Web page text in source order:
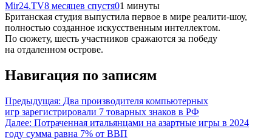
Mir24.TV8 месяцев спустя01 минуты
Британская студия выпустила первое в мире реалити-шоу,
полностью созданное искусственным интеллектом.
По сюжету, шесть участников сражаются за победу
на отдаленном острове.
Навигация по записям
Предыдущая: Два производителя компьютерных
игр зарегистрировали 7 товарных знаков в РФ
Далее: Потраченная итальянцами на азартные игры в 2024
году сумма равна 7% от ВВП